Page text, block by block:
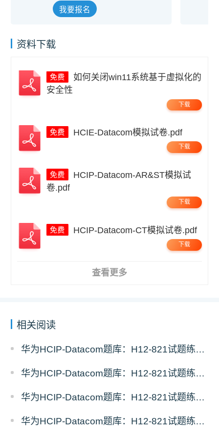
我要报名
资料下载
如何关闭win11系统基于虚拟化的
安全性
下载
HCIE-Datacom模拟试卷.pdf
下载
卷.pdf
下载
HCIP-Datacom-CT模拟试卷.pdf
下载
查看更多
相关阅读
华为HCIP-Datacom题库：H12-821试题练习（11）
华为HCIP-Datacom题库：H12-821试题练习（10）
华为HCIP-Datacom题库：H12-821试题练习（9）
华为HCIP-Datacom题库：H12-821试题练习（8）